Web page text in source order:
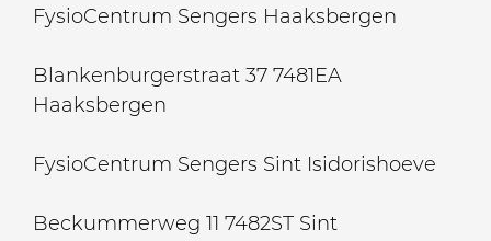
FysioCentrum Sengers Haaksbergen
Blankenburgerstraat 37 7481EA
Haaksbergen
FysioCentrum Sengers Sint Isidorishoeve
Beckummerweg 11 7482ST Sint